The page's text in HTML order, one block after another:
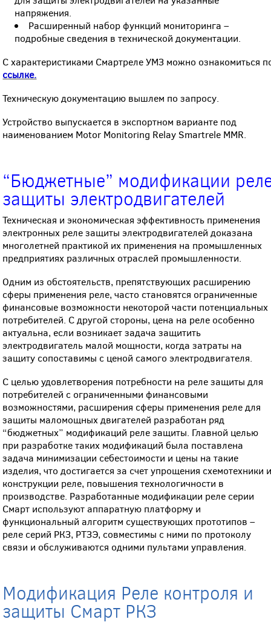
напряжения.
Расширенный набор функций мониторинга –
подробные сведения в технической документации.
С характеристиками Смартреле УМЗ можно ознакомиться
ссылке.
Техническую документацию вышлем по запросу.
Устройство выпускается в экспортном варианте под
наименованием Motor Monitoring Relay Smartrele MMR.
“Бюджетные” модификации
защиты электродвигателей
Техническая и экономическая эффективность применения
электронных реле защиты электродвигателей доказана
многолетней практикой их применения на промышленных
предприятиях различных отраслей промышленности.
Одним из обстоятельств, препятствующих расширению
сферы применения реле, часто становятся ограниченные
финансовые возможности некоторой части потенциальных
потребителей. С другой стороны, цена на реле особенно
актуальна, если возникает задача защитить
электродвигатель малой мощности, когда затраты на
защиту сопоставимы с ценой самого электродвигателя.
С целью удовлетворения потребности на реле защиты для
потребителей c ограниченными финансовыми
возможностями, расширения сферы применения реле для
защиты маломощных двигателей разработан ряд
“бюджетных” модификаций реле защиты. Главной целью
при разработке таких модификаций была поставлена
задача минимизации себестоимости и цены на такие
изделия, что достигается за счет упрощения схемотехники
конструкции реле, повышения технологичности в
производстве. Разработанные модификации реле серии
Смарт используют аппаратную платформу и
функциональный алгоритм существующих прототипов –
реле серий РКЗ, РТЗЭ, совместимы с ними по протоколу
связи и обслуживаются одними пультами управления.
Модификация Реле контроля и
защиты Смарт РКЗ